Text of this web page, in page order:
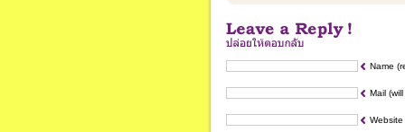
Name
Mail
Website